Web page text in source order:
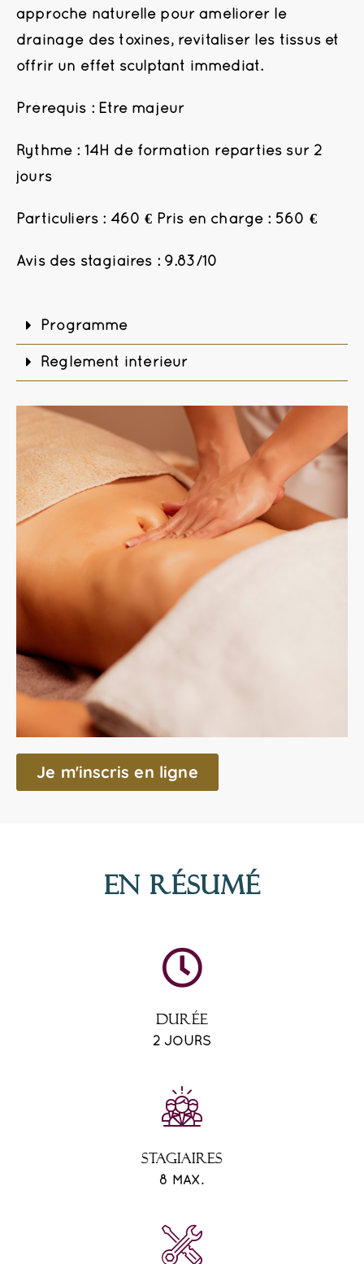
approche naturelle pour améliorer le
drainage des toxines, revitaliser les tissus et
offrir un effet sculptant immédiat.
Prérequis : Etre majeur
Rythme : 14H de formation réparties sur 2
jours
Particuliers : 460 € Pris en charge : 560 €
Avis des stagiaires : 9.83/10
Programme
Règlement intérieur
Je m'inscris en ligne
En résumé
DURÉE
2 JOURS
STAGIAIRES
8 MAX.